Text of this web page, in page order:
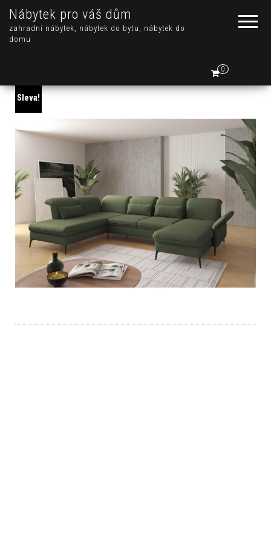
Nábytek pro váš dům
zahradní nábytek, nábytek do bytu, nábytek do
domu
0
Sleva!